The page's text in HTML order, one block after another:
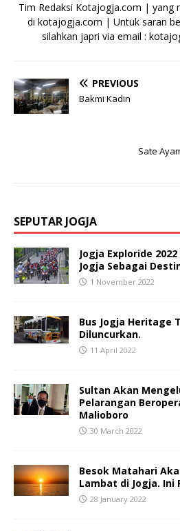
Tim Redaksi Kotajogja.com | yang
di kotajogja.com | Untuk saran
silahkan japri via email :
PREVIOUS
Bakmi Kadin
Sate
SEPUTAR JOGJA
Jogja Exploride
Jogja Sebagai
1 November 2022
Bus Jogja Heritage
Diluncurkan.
11 April 2022
Sultan Akan
Pelarangan
Malioboro
30 March 2022
Besok Matahari
Lambat di Jogja. Ini
28 January 2022